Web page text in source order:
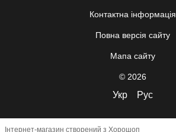
Контактна інформація
Повна версія сайту
Мапа сайту
© 2026
Укр Рус
Інтернет-магазин створений з Хорошоп